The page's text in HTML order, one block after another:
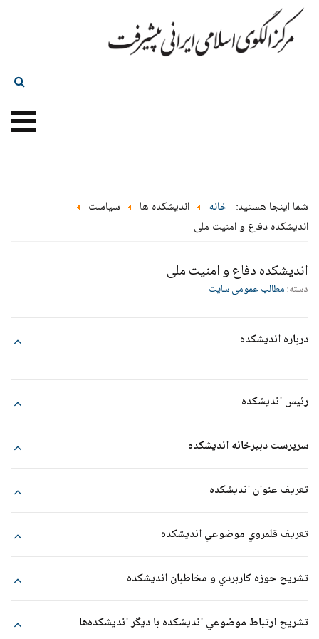
شما اینجا هستید: خانه اندیشکده ها
سیاست
اندیشکده دفاع و امنیت ملی
اندیشکده دفاع و امنیت ملی
دسته:مطالب عمومی سایت
درباره اندیشکده
رئيس انديشكده
سرپرست دبيرخانه انديشكده
تعريف عنوان انديشكده
تعريف قلمروي موضوعي انديشكده
تشريح حوزه كاربردي و مخاطبان انديشكده
تشريح ارتباط موضوعي انديشكده با ديگر انديشكده‌ها